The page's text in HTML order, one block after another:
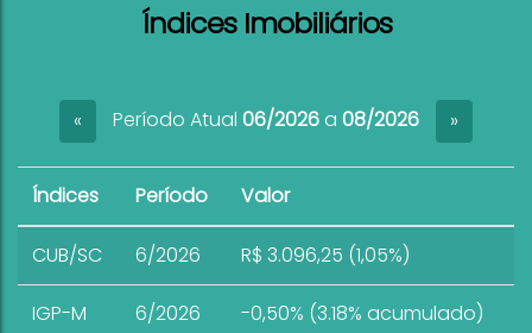
Índices Imobiliários
« Período Atual 06/2026a 08/2026 »
Índices Período Valor
CUB/SC 6/2026 R$ 3.096,25 (1,05%)
IGP-M 6/2026 -0,50% (3.18% acumulado)